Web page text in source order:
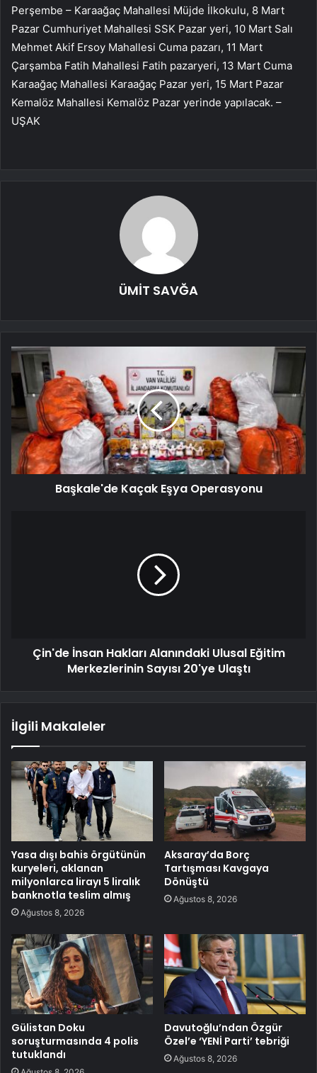
Perşembe – Karaağaç Mahallesi Müjde İlkokulu, 8 Mart
Pazar Cumhuriyet Mahallesi SSK Pazar yeri, 10 Mart Salı
Mehmet Akif Ersoy Mahallesi Cuma pazarı, 11 Mart
Çarşamba Fatih Mahallesi Fatih pazaryeri, 13 Mart Cuma
Karaağaç Mahallesi Karaağaç Pazar yeri, 15 Mart Pazar
Kemalöz Mahallesi Kemalöz Pazar yerinde yapılacak. –
UŞAK
ÜMİT SAVĞA
Başkale'de Kaçak Eşya Operasyonu
Çin'de İnsan Hakları Alanındaki Ulusal Eğitim
Merkezlerinin Sayısı 20'ye Ulaştı
İlgili Makaleler
Yasa dışı bahis örgütünün
kuryeleri, aklanan
milyonlarca lirayı 5 liralık
banknotla teslim almış
Ağustos 8, 2026
Aksaray’da Borç
Tartışması Kavgaya
Dönüştü
Ağustos 8, 2026
Gülistan Doku
soruşturmasında 4 polis
tutuklandı
Davutoğlu’ndan Özgür
Özel’e ‘YENİ Parti’ tebriği
Ağustos 8, 2026